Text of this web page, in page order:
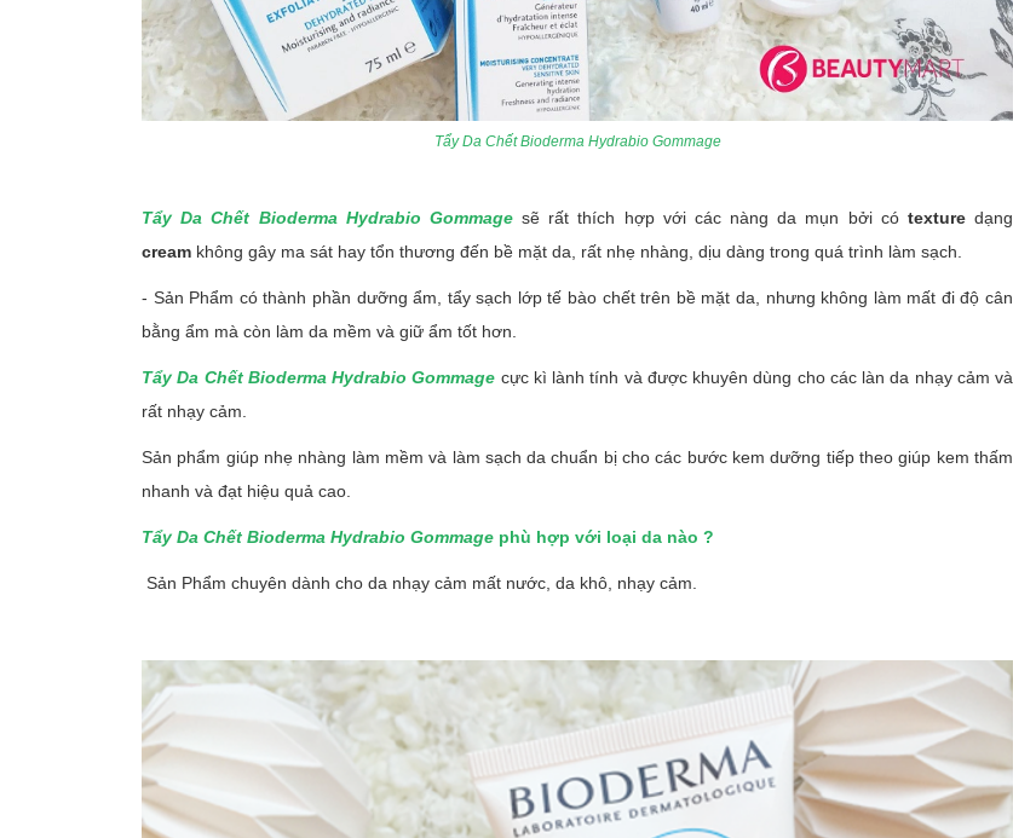
Tẩy Da Chết Bioderma Hydrabio Gommage
Tẩy Da Chết Bioderma Hydrabio Gommagesẽ rất thích hợp với các nàng da mụn bởi có texturedạng
cream không gây ma sát hay tổn thương đến bề mặt da, rất nhẹ nhàng, dịu dàng trong quá trình làm sạch.
- Sản Phẩm có thành phần dưỡng ẩm, tẩy sạch lớp tế bào chết trên bề mặt da, nhưng không làm mất đi độ cân
bằng ẩm mà còn làm da mềm và giữ ẩm tốt hơn.
Tẩy Da Chết Bioderma Hydrabio Gommage cực kì lành tính và được khuyên dùng cho các làn da nhạy cảm và
rất nhạy cảm.
Sản phẩm giúp nhẹ nhàng làm mềm và làm sạch da chuẩn bị cho các bước kem dưỡng tiếp theo giúp kem thấm
nhanh và đạt hiệu quả cao.
Tẩy Da Chết Bioderma Hydrabio Gommage phù hợp với loại da nào ?
Sản Phẩm chuyên dành cho da nhạy cảm mất nước, da khô, nhạy cảm.